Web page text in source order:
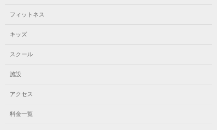
フィットネス
キッズ
スクール
施設
アクセス
料金一覧